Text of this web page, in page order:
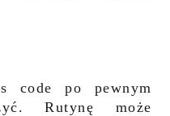
code po pewnym
Rutynę może